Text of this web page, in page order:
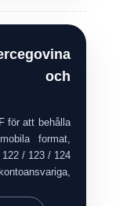
och
för att behålla
format,
/ 123 / 124